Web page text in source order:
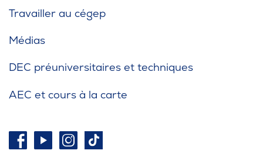
Travailler au cégep
Médias
DEC préuniversitaires et techniques
AEC et cours à la carte